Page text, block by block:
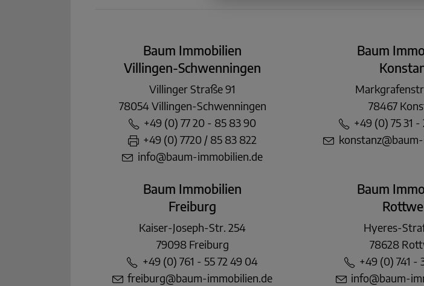
Baum Immobilien
Villingen-Schwenningen
Villinger Straße 91
78054 Villingen-Schwenningen
+49 (0) 77 20 - 85 83 90
+49 (0) 7720 / 85 83 822
info@baum-immobilien.de
Baum
78467
+49 (0) 75 31
Baum Immobilien
Freiburg
Kaiser-Joseph-Str. 254
79098 Freiburg
+49 (0) 761 - 55 72 49 04
freiburg@baum-immobilien.de
Baum
Hyeres-
78628
+49 (0) 741 -
info@baum-